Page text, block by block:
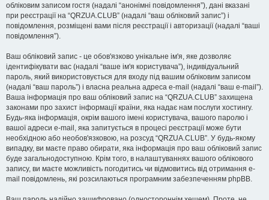
обліковим записом гостя (надалі “анонімні повідомлення”), дані вказані
при реєстрації на “QRZUA.CLUB” (надалі “ваш обліковий запис”) і
повідомлення, розміщені вами після реєстрації і авторизації (надалі “ваші
повідомлення”).
Ваш обліковий запис - це обов'язково унікальне ім'я, яке дозволяє
ідентифікувати вас (надалі “ваше ім'я користувача”), індивідуальний
пароль, який використовується для входу під вашим обліковим записом
(надалі “ваш пароль”) і власна реальна адреса e-mail (надалі “ваш e-mail”).
Ваша інформація про ваш обліковий запис на “QRZUA.CLUB” захищена
законами про захист інформації країни, яка надає нам послуги хостингу.
Будь-яка інформація, окрім вашого імені користувача, вашого паролю і
вашої адреси e-mail, яка запитується в процесі реєстрації може бути
необхідною або необов'язковою, на розсуд “QRZUA.CLUB”. У будь-якому
випадку, ви маєте право обирати, яка інформація про ваш обліковий запис
буде загальнодоступною. Крім того, в налаштуваннях вашого облікового
запису, ви маєте можливість погодитись чи відмовитись від отримання e-
mail повідомлень, які розсилаються програмним забезпеченням phpBB.